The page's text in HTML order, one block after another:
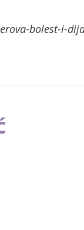
bolest-i-